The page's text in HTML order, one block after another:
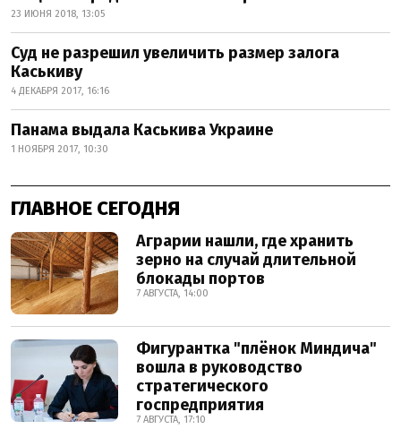
23 ИЮНЯ 2018, 13:05
Суд не разрешил увеличить размер залога
Каськиву
4 ДЕКАБРЯ 2017, 16:16
Панама выдала Каськива Украине
1 НОЯБРЯ 2017, 10:30
ГЛАВНОЕ СЕГОДНЯ
Аграрии нашли, где хранить
зерно на случай длительной
блокады портов
7 АВГУСТА, 14:00
Фигурантка "плёнок Миндича"
вошла в руководство
стратегического
госпредприятия
7 АВГУСТА, 17:10